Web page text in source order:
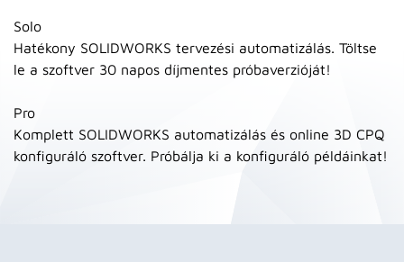
Solo
Hatékony SOLIDWORKS tervezési automatizálás. Töltse
le a szoftver 30 napos díjmentes próbaverzióját!
Pro
Komplett SOLIDWORKS automatizálás és online 3D CPQ
konfiguráló szoftver. Próbálja ki a konfiguráló példáinkat!